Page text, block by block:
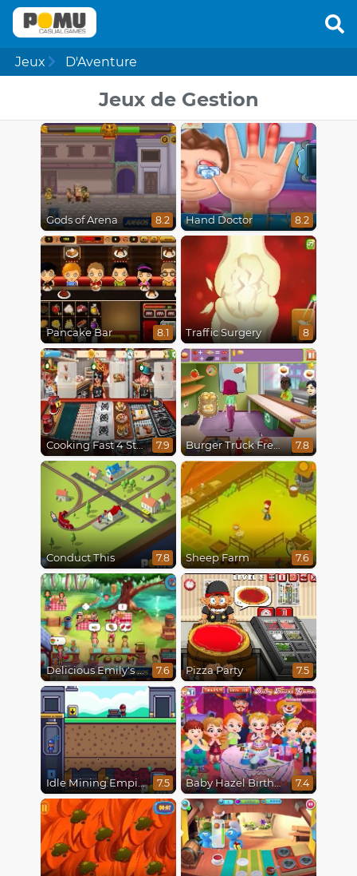
Jeux D'Aventure
Jeux de Gestion
Gods of Arena 8.2 Hand Doctor 8.2
Pancake Bar 8.1 Traffic Surgery 8
Cooking Fast 4 Steak 7.9 Burger Truck Frenzy 7.8
Conduct This 7.8 Sheep Farm 7.6
Delicious Emily's Hopes And Fears 7.6 Pizza Party 7.5
Idle Mining Empire 7.5 Baby Hazel Birthday Party 7.4